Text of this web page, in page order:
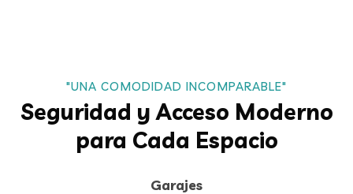
"UNA COMODIDAD INCOMPARABLE"
Seguridad y Acceso Moderno
para Cada Espacio
Garajes